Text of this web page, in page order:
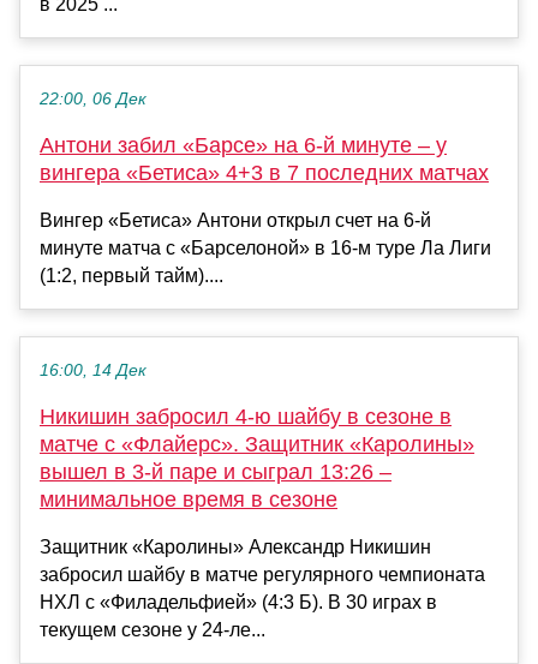
в 2025 ...
22:00, 06 Дек
Антони забил «Барсе» на 6-й минуте – у
вингера «Бетиса» 4+3 в 7 последних матчах
Вингер «Бетиса» Антони открыл счет на 6-й
минуте матча с «Барселоной» в 16-м туре Ла Лиги
(1:2, первый тайм)....
16:00, 14 Дек
Никишин забросил 4-ю шайбу в сезоне в
матче с «Флайерс». Защитник «Каролины»
вышел в 3-й паре и сыграл 13:26 –
минимальное время в сезоне
Защитник «Каролины» Александр Никишин
забросил шайбу в матче регулярного чемпионата
НХЛ с «Филадельфией» (4:3 Б). В 30 играх в
текущем сезоне у 24-ле...